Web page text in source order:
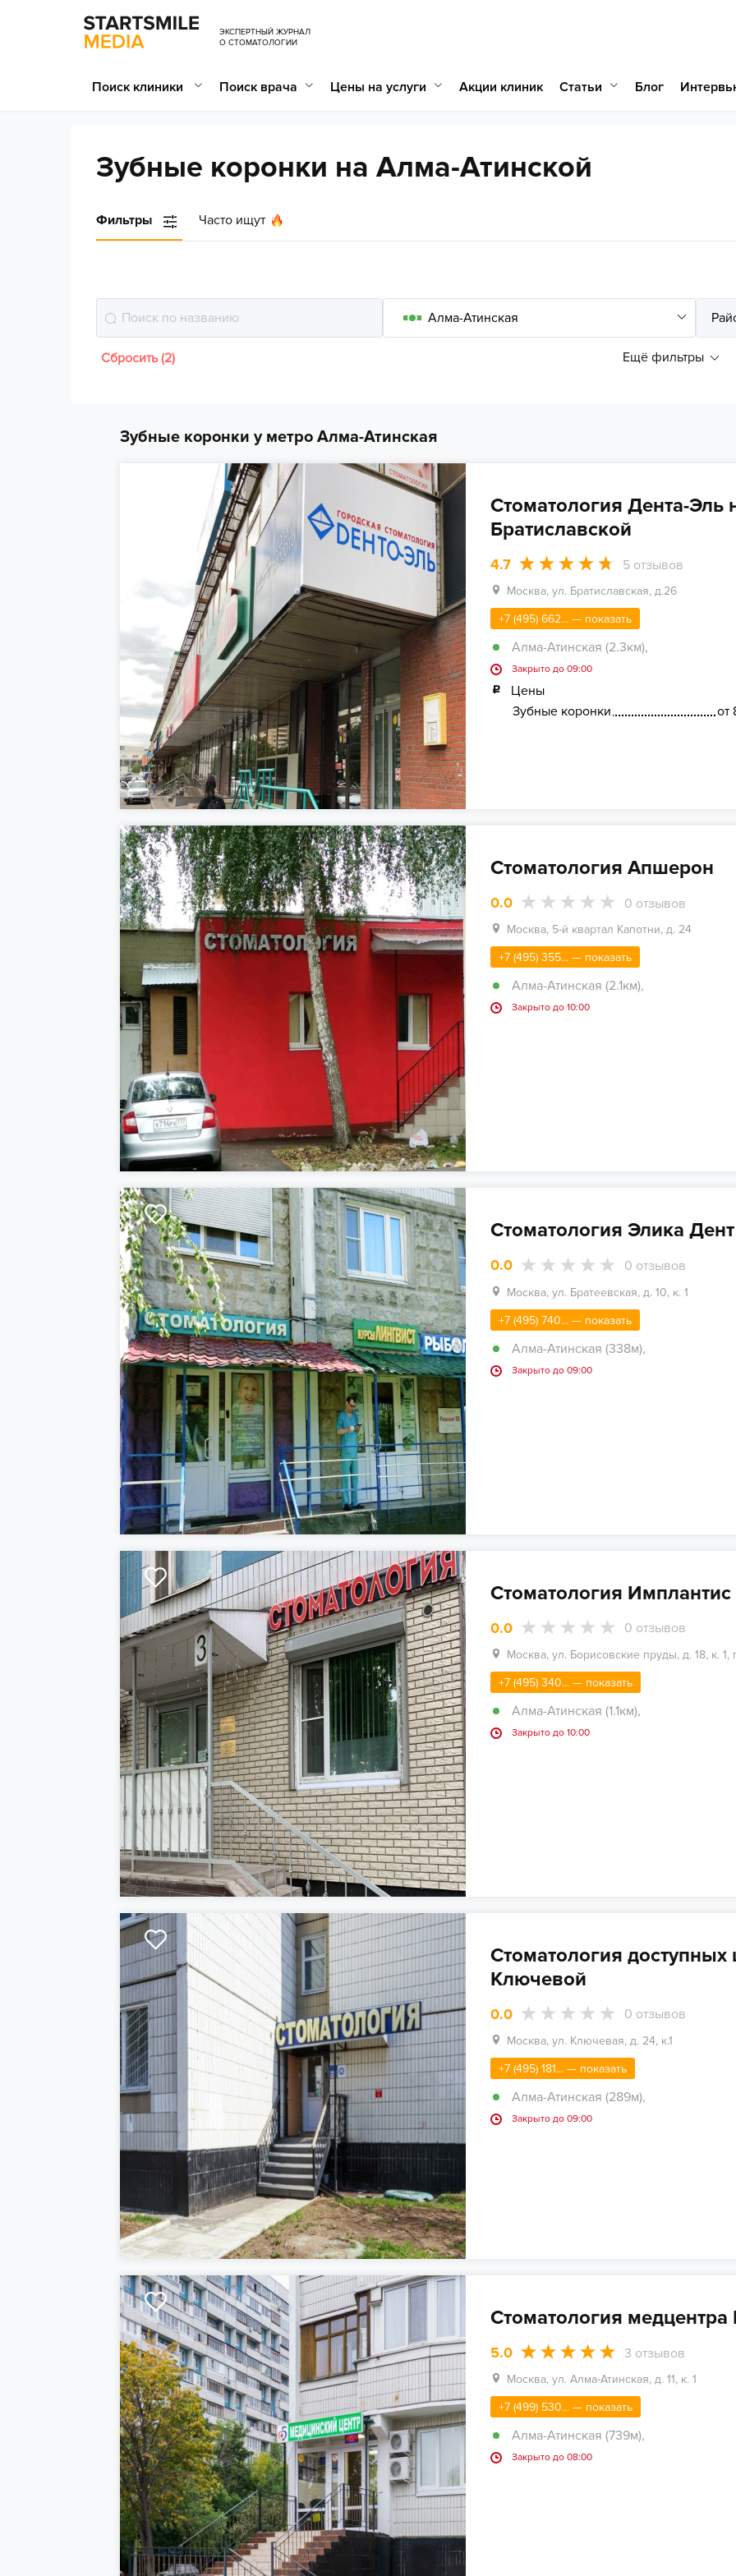
ЭКСПЕРТНЫЙ ЖУРНАЛ
О СТОМАТОЛОГИИ
Поиск клиники Поиск врача Цены на услуги Акции клиник Статьи Блог
Зубные коронки на Алма-Атинской
Фильтры Часто ищут
Ещё фильтры
Сбросить (2)
Зубные коронки у метро Алма-Атинская
Стоматология Дента-Эль
Братиславской
4.7 5отзывов
Москва, ул. Братиславская, д.26
+7 (495) 662... — показать
Алма-Атинская (2.3км),
Закрыто до 09:00
Цены
Зубные коронки
от
Стоматология Апшерон
0.0 0 отзывов
Москва, 5-й квартал Капотни, д. 24
+7 (495) 355... — показать
Алма-Атинская (2.1км),
Закрыто до 10:00
Стоматология Элика Дент
0.0 0 отзывов
Москва, ул. Братеевская, д. 10, к. 1
+7 (495) 740... — показать
Алма-Атинская (338м),
Закрыто до 09:00
Стоматология Имплантис
0.0 0 отзывов
Москва, ул. Борисовские пруды, д. 18, к. 1,
+7 (495) 340... — показать
Алма-Атинская (1.1км),
Закрыто до 10:00
Стоматология доступных
Ключевой
0.0 0 отзывов
Москва, ул. Ключевая, д. 24, к.1
+7 (495) 181... — показать
Алма-Атинская (289м),
Закрыто до 09:00
Стоматология
5.0 3 отзывов
Москва, ул. Алма-Атинская, д. 11, к. 1
+7 (499) 530... — показать
Алма-Атинская (739м),
Закрыто до 08:00